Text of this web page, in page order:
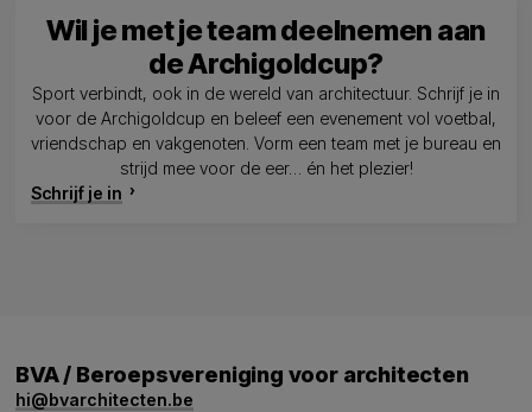
Wil je met je team deelnemen aan
de Archigoldcup?
Sport verbindt, ook in de wereld van architectuur. Schrijf je in
voor de Archigoldcup en beleef een evenement vol voetbal,
vriendschap en vakgenoten. Vorm een team met je bureau en
strijd mee voor de eer… én het plezier!
Schrijf je in
BVA / Beroepsvereniging voor architecten
hi@bvarchitecten.be